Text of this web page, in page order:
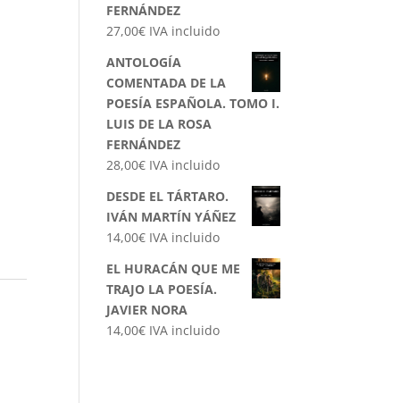
FERNÁNDEZ
27,00€ IVA incluido
ANTOLOGÍA
COMENTADA DE LA
POESÍA ESPAÑOLA. TOMO I.
LUIS DE LA ROSA
FERNÁNDEZ
28,00€ IVA incluido
DESDE EL TÁRTARO.
IVÁN MARTÍN YÁÑEZ
14,00€ IVA incluido
EL HURACÁN QUE ME
TRAJO LA POESÍA.
JAVIER NORA
14,00€ IVA incluido